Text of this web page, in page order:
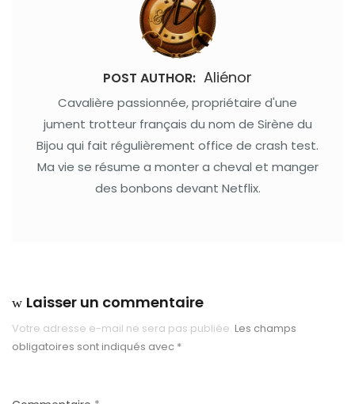
POST AUTHOR: Aliénor
Cavalière passionnée, propriétaire d'une
jument trotteur français du nom de Sirène du
Bijou qui fait régulièrement office de crash test.
Ma vie se résume a monter a cheval et manger
des bonbons devant Netflix.
Laisser un commentaire
Votre adresse e-mail ne sera pas publiée. Les champs
obligatoires sont indiqués avec *